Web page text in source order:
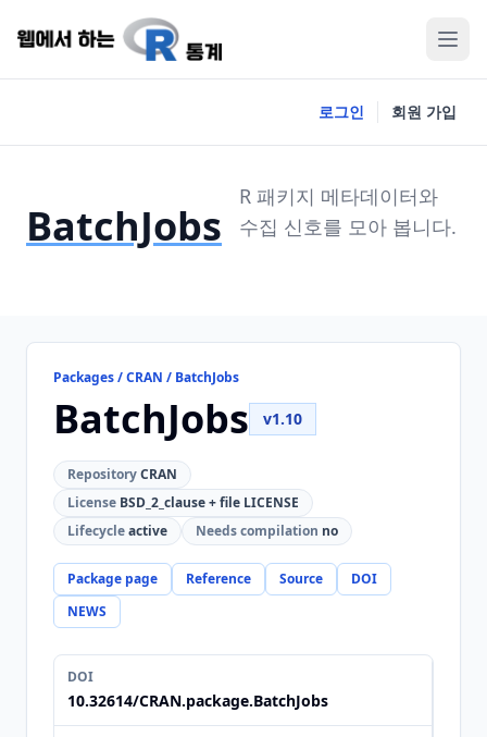
로그인 회원 가입
BatchJobs
R 패키지 메타데이터와
수집 신호를 모아 봅니다.
Packages / CRAN / BatchJobs
BatchJobs v1.10
RepositoryCRAN
License BSD_2_clause + file LICENSE
Lifecycleactive Needs compilation no
Package page Reference Source
DOI
NEWS
DOI
10.32614/CRAN.package.BatchJobs